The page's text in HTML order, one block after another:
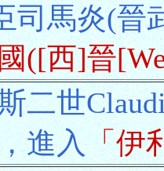
司馬炎(晉
([西]晉
二世
進入「伊